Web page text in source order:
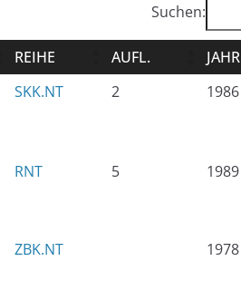
Suchen:
REIHE AUFL. JAHR
SKK.NT 2 1986
RNT 5 1989
ZBK.NT 1978